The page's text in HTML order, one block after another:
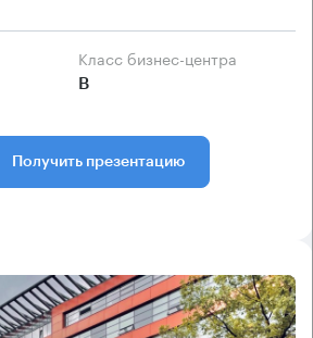
Класс бизнес-центра
B
Получить презентацию